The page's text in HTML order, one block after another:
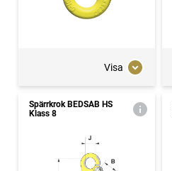
Visa
Spärrkrok BEDSAB HS
Klass 8